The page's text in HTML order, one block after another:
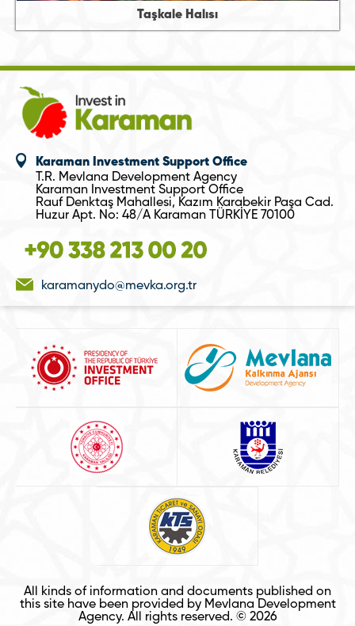
Taşkale Halısı
Karaman Investment Support Office
T.R. Mevlana Development Agency
Karaman Investment Support Office
Rauf Denktaş Mahallesi, Kazım Karabekir Paşa Cad.
Huzur Apt. No: 48/A Karaman TÜRKİYE 70100
karamanydo@mevka.org.tr
All kinds of information and documents published on
this site have been provided by Mevlana Development
Agency. All rights reserved. © 2026